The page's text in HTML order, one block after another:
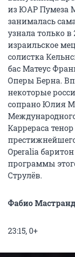
из ЮАР Пумеза
занималась
узнала только
израильское
солистка
бас Матеус
Оперы Берна.
некоторые
сопрано Юлия
Каррераса
Operalia
программы
Струлёв.
Фабио
23:15, 0+